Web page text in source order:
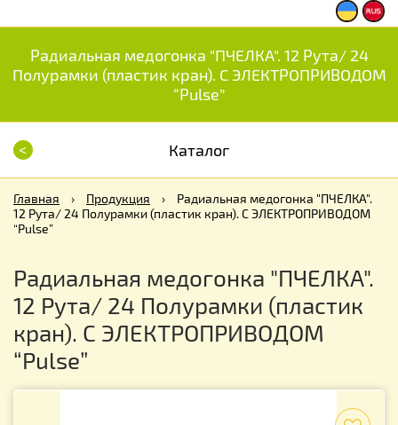
Радиальная медогонка "ПЧЕЛКА". 12 Рута/ 24
Полурамки (пластик кран). С ЭЛЕКТРОПРИВОДОМ
“Pulse”
< Каталог
Главная › Продукция ›
Радиальная медогонка "ПЧЕЛКА".
12 Рута/ 24 Полурамки (пластик кран). С ЭЛЕКТРОПРИВОДОМ
“Pulse”
Радиальная медогонка "ПЧЕЛКА".
12 Рута/ 24 Полурамки (пластик
кран). С ЭЛЕКТРОПРИВОДОМ
“Pulse”